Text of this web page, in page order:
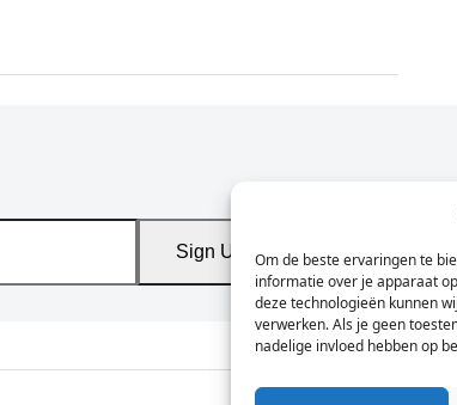
Om de beste ervaringen te
informatie over je apparaat
deze technologieën kunnen
verwerken. Als je geen
nadelige invloed hebben op
Sign Up